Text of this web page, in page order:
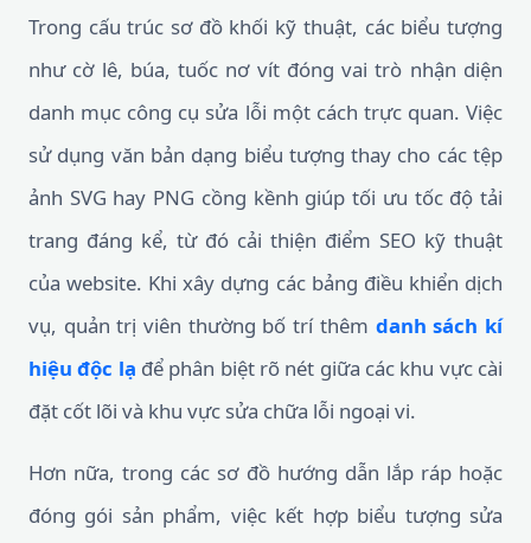
Trong cấu trúc sơ đồ khối kỹ thuật, các biểu tượng
như cờ lê, búa, tuốc nơ vít đóng vai trò nhận diện
danh mục công cụ sửa lỗi một cách trực quan. Việc
sử dụng văn bản dạng biểu tượng thay cho các tệp
ảnh SVG hay PNG cồng kềnh giúp tối ưu tốc độ tải
trang đáng kể, từ đó cải thiện điểm SEO kỹ thuật
của website. Khi xây dựng các bảng điều khiển dịch
vụ, quản trị viên thường bố trí thêm danh sách kí
hiệu độc lạ để phân biệt rõ nét giữa các khu vực cài
đặt cốt lõi và khu vực sửa chữa lỗi ngoại vi.
Hơn nữa, trong các sơ đồ hướng dẫn lắp ráp hoặc
đóng gói sản phẩm, việc kết hợp biểu tượng sửa